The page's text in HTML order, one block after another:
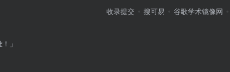
」
收录提交 搜可易 谷歌学术镜像网